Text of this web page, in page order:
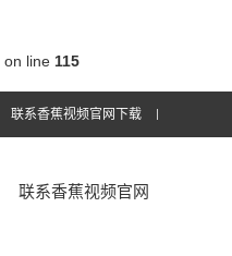
on line 115
联系香蕉视频官网下载
联系香蕉视频官网